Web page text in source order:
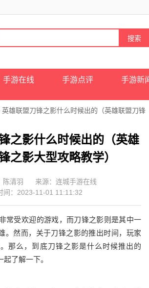
手游在线 手游点评 手游新
英雄联盟刀锋之影什么时候出的（英雄联盟刀锋
之影什么时候出的（英雄
之影大型攻略教学）
陈清羽
来源：连城手游在线
间：2023-11-01 11:11:32
常受欢迎的游戏，而刀锋之影则是其中一
。然而，关于刀锋之影的推出时间，玩家
那么，到底刀锋之影是什么时候推出的
了解一下。